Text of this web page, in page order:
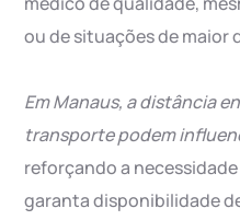
ou de situações de maior
Em Manaus, a distância
transporte podem
reforçando a
garanta disponibilidade